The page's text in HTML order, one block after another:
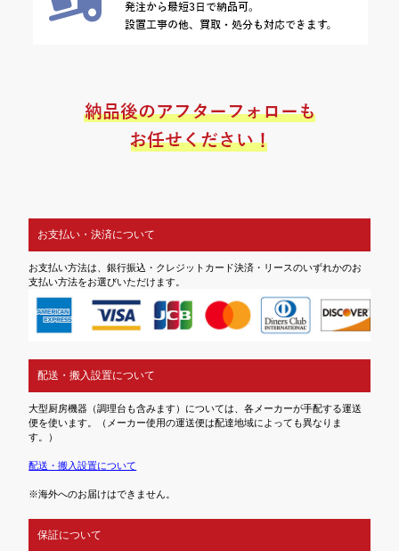
お支払い・決済について
お支払い方法は、銀行振込・クレジットカード決済・リースのいずれかのお
支払い方法をお選びいただけます。
配送・搬入設置について
大型厨房機器（調理台も含みます）については、各メーカーが手配する運送
便を使います。（メーカー使用の運送便は配達地域によっても異なりま
す。）
配送・搬入設置について
※海外へのお届けはできません。
保証について